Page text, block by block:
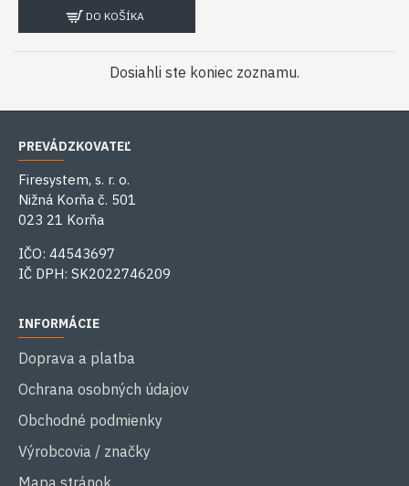
DO KOŠÍKA
Dosiahli ste koniec zoznamu.
PREVÁDZKOVATEĽ
Firesystem, s. r. o.
Nižná Korňa č. 501
023 21 Korňa
IČO: 44543697
IČ DPH: SK2022746209
INFORMÁCIE
Doprava a platba
Ochrana osobných údajov
Obchodné podmienky
Výrobcovia / značky
Mapa stránok